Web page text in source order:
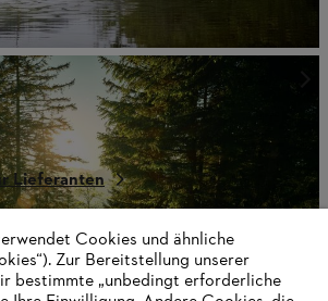
Lieferanten
Cookies und ähnliche
Zur Bereitstellung unserer
bestimmte „unbedingt erforderliche